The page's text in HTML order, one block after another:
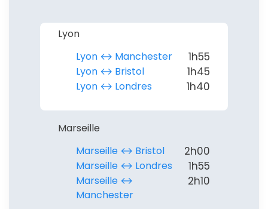
Lyon
Lyon ↔︎ Manchester
1h55
Lyon ↔︎ Bristol 1h45
Lyon ↔︎ Londres 1h40
Marseille
Marseille ↔︎ Bristol
2h00
Marseille ↔︎ Londres 1h55
Marseille ↔︎
Manchester
2h10